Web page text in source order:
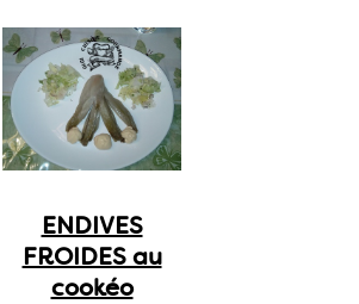
ENDIVES
FROIDES au
cookéo